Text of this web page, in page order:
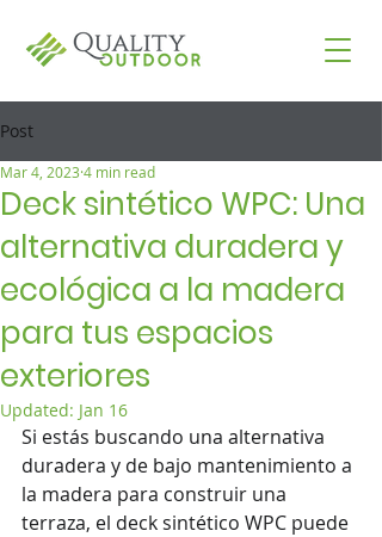
Post
Deck sintético WPC: Una
alternativa duradera y
ecológica a la madera
para tus espacios
exteriores
Mar 4, 2023 4 min read
Updated: Jan 16
Si estás buscando una alternativa
duradera y de bajo mantenimiento a
la madera para construir una
terraza, el deck sintético WPC puede